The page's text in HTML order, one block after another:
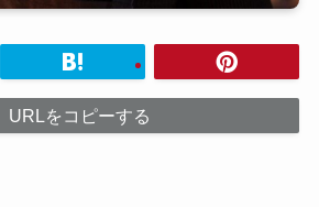
URLをコピーする